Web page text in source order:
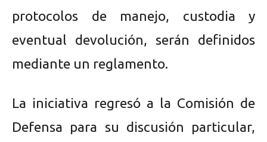
protocolos de manejo, custodia y
eventual devolución, serán definidos
mediante un reglamento.
La iniciativa regresó a la Comisión de
Defensa para su discusión particular,